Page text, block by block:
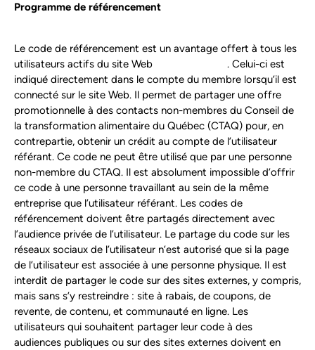
Programme de référencement
Le code de référencement est un avantage offert à tous les
utilisateurs actifs du site Web
. Celui-ci est
indiqué directement dans le compte du membre lorsqu’il est
connecté sur le site Web. Il permet de partager une offre
promotionnelle à des contacts non-membres du Conseil de
la transformation alimentaire du Québec (CTAQ) pour, en
contrepartie, obtenir un crédit au compte de l’utilisateur
référant. Ce code ne peut être utilisé que par une personne
non-membre du CTAQ. Il est absolument impossible d’offrir
ce code à une personne travaillant au sein de la même
entreprise que l’utilisateur référant. Les codes de
référencement doivent être partagés directement avec
l’audience privée de l’utilisateur. Le partage du code sur les
réseaux sociaux de l’utilisateur n’est autorisé que si la page
de l’utilisateur est associée à une personne physique. Il est
interdit de partager le code sur des sites externes, y compris,
mais sans s’y restreindre : site à rabais, de coupons, de
revente, de contenu, et communauté en ligne. Les
utilisateurs qui souhaitent partager leur code à des
audiences publiques ou sur des sites externes doivent en